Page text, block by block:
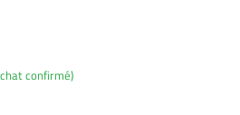
confirmé)